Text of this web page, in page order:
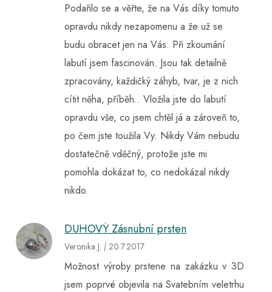
Podařilo se a věřte, že na Vás díky tomuto
opravdu nikdy nezapomenu a že už se
budu obracet jen na Vás. Při zkoumání
labutí jsem fascinován. Jsou tak detailně
zpracovány, každičký záhyb, tvar, je z nich
cítit něha, příběh.. Vložila jste do labutí
opravdu vše, co jsem chtěl já a zároveň to,
po čem jste toužila Vy. Nikdy Vám nebudu
dostatečně vděčný, protože jste mi
pomohla dokázat to, co nedokázal nikdy
nikdo.
DUHOVÝ Zásnubní prsten
Veronika J. | 20.7.2017
Možnost výroby prstene na zakázku v 3D
jsem poprvé objevila na Svatebním veletrhu